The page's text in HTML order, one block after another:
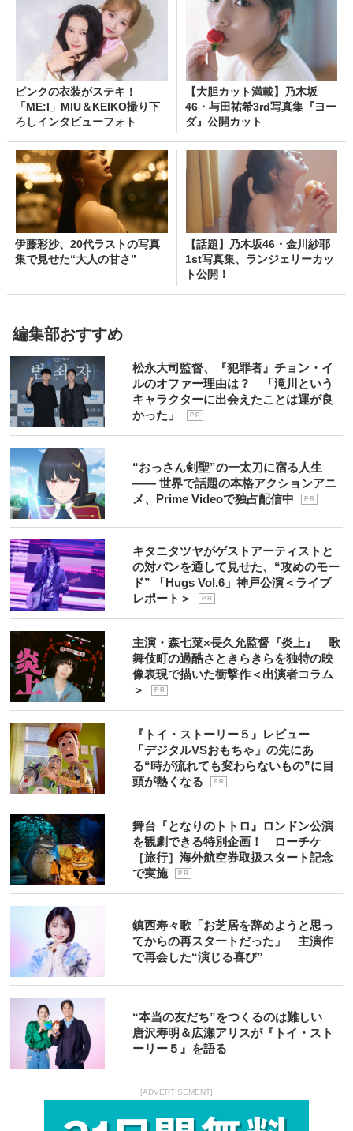
ピンクの衣装がステキ！
「ME:I」MIU＆KEIKO撮り下
ろしインタビューフォト
【大胆カット満載】乃木坂
46・与田祐希3rd写真集『ヨー
ダ』公開カット
伊藤彩沙、20代ラストの写真
集で見せた“大人の甘さ”
【話題】乃木坂46・金川紗耶
1st写真集、ランジェリーカッ
ト公開！
編集部おすすめ
松永大司監督、『犯罪者』チョン・イ
ルのオファー理由は？ 「滝川という
キャラクターに出会えたことは運が良
かった」
P R
“おっさん剣聖”の一太刀に宿る人生
―― 世界で話題の本格アクションアニ
メ、Prime Videoで独占配信中
P R
キタニタツヤがゲストアーティストと
の対バンを通して見せた、“攻めのモー
ド” 「Hugs Vol.6」神戸公演＜ライブ
レポート＞
P R
主演・森七菜×長久允監督『炎上』 歌
舞伎町の過酷さときらきらを独特の映
像表現で描いた衝撃作＜出演者コラム
＞
P R
『トイ・ストーリー５』レビュー
「デジタルVSおもちゃ」の先にあ
る“時が流れても変わらないもの”に目
頭が熱くなる
P R
舞台『となりのトトロ』ロンドン公演
を観劇できる特別企画！ ローチケ
［旅行］海外航空券取扱スタート記念
で実施
P R
鎮西寿々歌「お芝居を辞めようと思っ
てからの再スタートだった」 主演作
で再会した“演じる喜び”
“本当の友だち”をつくるのは難しい
唐沢寿明＆広瀬アリスが『トイ・スト
ーリー５』を語る
[ADVERTISEMENT]